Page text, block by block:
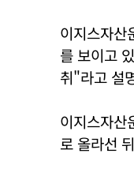
이지스자산
를 보이고
취"라고 설
이지스자산
로 올라선